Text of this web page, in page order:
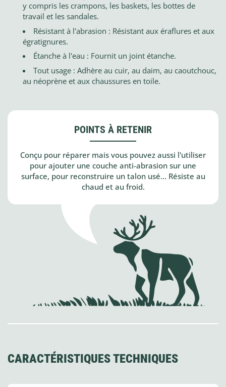
y compris les crampons, les baskets, les bottes de
travail et les sandales.
Résistant à l'abrasion : Résistant aux éraflures et aux
égratignures.
Étanche à l'eau : Fournit un joint étanche.
Tout usage : Adhère au cuir, au daim, au caoutchouc,
au néoprène et aux chaussures en toile.
POINTS À RETENIR
Conçu pour réparer mais vous pouvez aussi l'utiliser
pour ajouter une couche anti-abrasion sur une
surface, pour reconstruire un talon usé... Résiste au
chaud et au froid.
CARACTÉRISTIQUES TECHNIQUES